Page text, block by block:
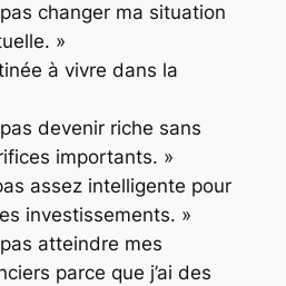
changer ma situation
»
à vivre dans la
devenir riche sans
importants. »
assez intelligente pour
investissements. »
atteindre mes
parce que j’ai des